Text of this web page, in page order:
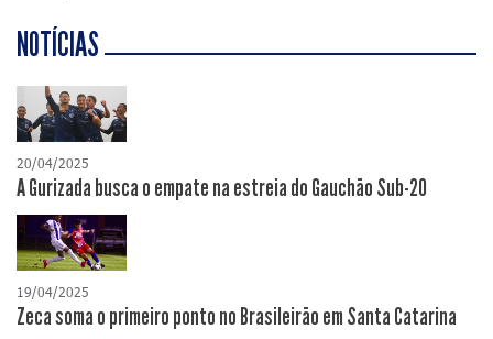
NOTÍCIAS
20/04/2025
A Gurizada busca o empate na estreia do Gauchão Sub-20
19/04/2025
Zeca soma o primeiro ponto no Brasileirão em Santa Catarina